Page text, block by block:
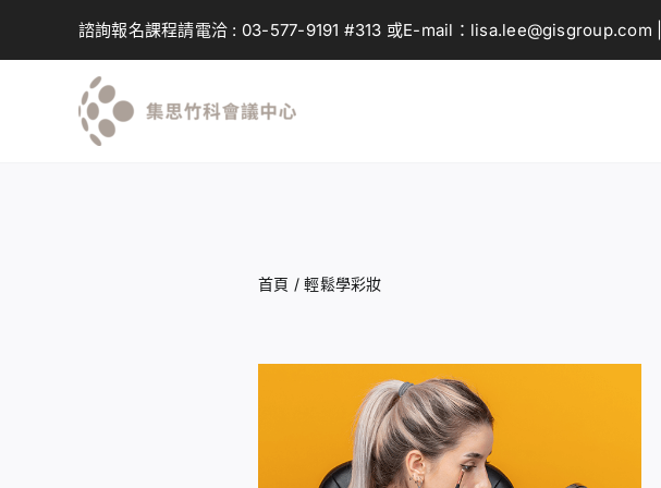
諮詢報名課程請電洽 : 03-577-9191 #313 或E-mail： lisa.lee@gisgroup.com
首頁 /輕鬆學彩妝